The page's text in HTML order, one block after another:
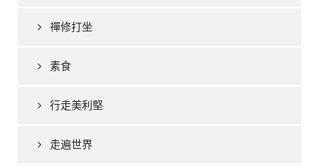
禪修打坐
素食
行走美利堅
走遍世界